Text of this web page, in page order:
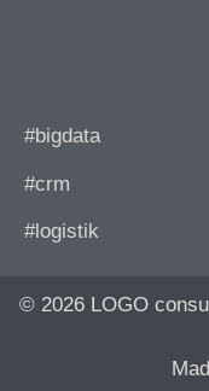
#bigdata
#crm
#logistik
© 2026 LOGO